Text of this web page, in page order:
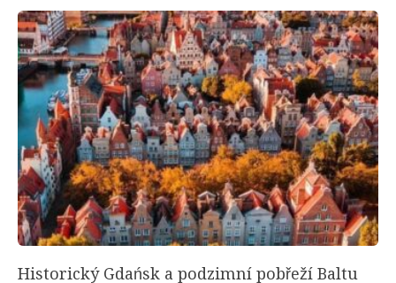
Historický Gdańsk a podzimní pobřeží Baltu